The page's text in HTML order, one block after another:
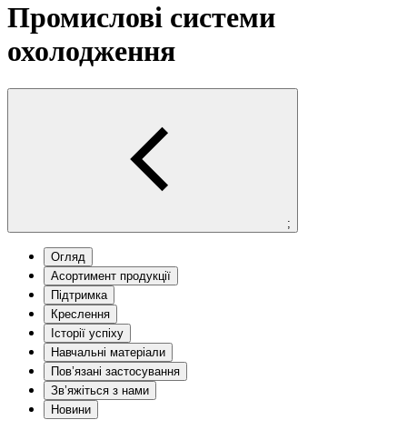
Промислові системи
охолодження
;
Огляд
Асортимент продукції
Підтримка
Креслення
Історії успіху
Навчальні матеріали
Пов’язані застосування
Зв’яжіться з нами
Новини